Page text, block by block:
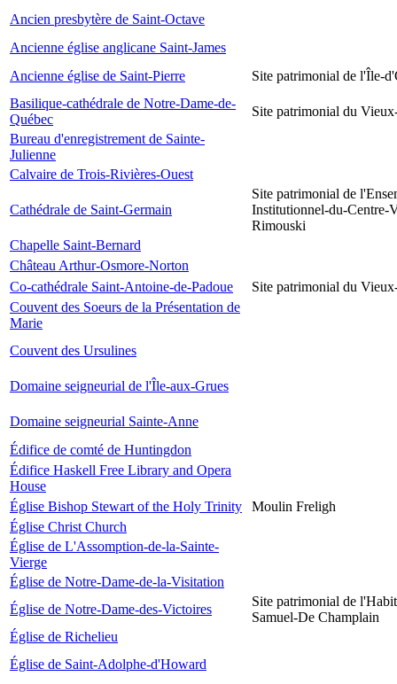
Ancien presbytère de Saint-Octave
Ancienne église anglicane Saint-James
Ancienne église de Saint-Pierre
Site patrimonial de l'Île-
Basilique-cathédrale de Notre-Dame-de-
Québec
Site patrimonial du
Bureau d'enregistrement de Sainte-
Julienne
Calvaire de Trois-Rivières-Ouest
Cathédrale de Saint-Germain
Site patrimonial de
Institutionnel-du-Centre-
Rimouski
Chapelle Saint-Bernard
Château Arthur-Osmore-Norton
Co-cathédrale Saint-Antoine-de-Padoue
Site patrimonial du
Couvent des Soeurs de la Présentation de
Marie
Couvent des Ursulines
Domaine seigneurial de l'Île-aux-Grues
Domaine seigneurial Sainte-Anne
Édifice de comté de Huntingdon
Édifice Haskell Free Library and Opera
House
Église Bishop Stewart of the Holy Trinity
Moulin Freligh
Église Christ Church
Église de L'Assomption-de-la-Sainte-
Vierge
Église de Notre-Dame-de-la-Visitation
Église de Notre-Dame-des-Victoires
Site patrimonial de
Samuel-De Champlain
Église de Richelieu
Église de Saint-Adolphe-d'Howard